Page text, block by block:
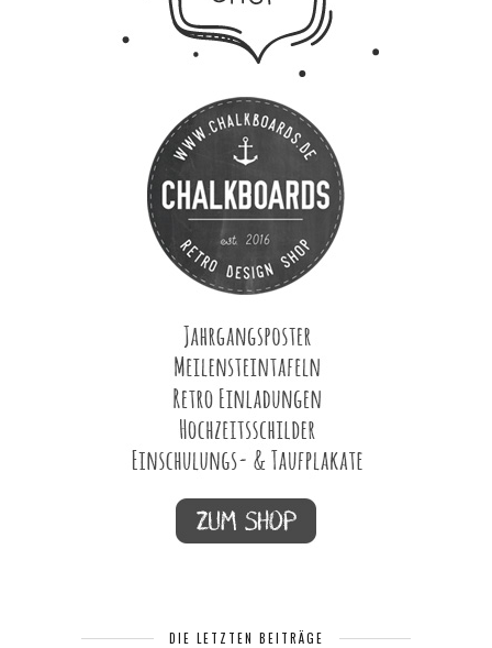
DIE LETZTEN BEITRÄGE